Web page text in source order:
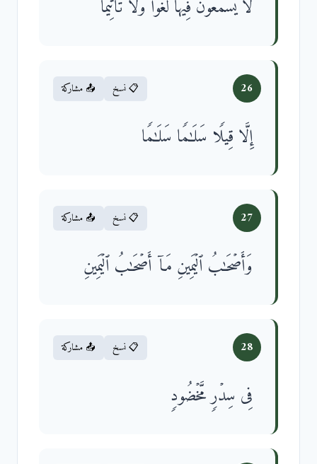
لَا یَسۡمَعُونَ فِیهَا لَغۡوࣰا وَلَا تَأۡثِیمًا
26 📋 نسخ 📤 مشاركة
إِلَّا قِیلࣰا سَلَـٰمࣰا سَلَـٰمࣰا
27 📋 نسخ 📤 مشاركة
وَأَصۡحَـٰبُ ٱلۡیَمِینِ مَاۤ أَصۡحَـٰبُ ٱلۡیَمِینِ
28 📋 نسخ 📤 مشاركة
فِی سِدۡرࣲ مَّخۡضُودࣲ